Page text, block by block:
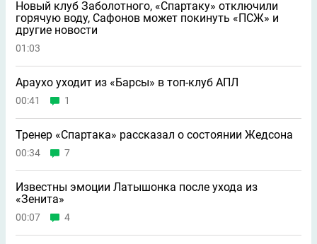
Новый клуб Заболотного, «Спартаку» отключили
горячую воду, Сафонов может покинуть «ПСЖ» и
другие новости
01:03
Араухо уходит из «Барсы» в топ-клуб АПЛ
00:41 1
Тренер «Спартака» рассказал о состоянии Жедсона
00:34 7
Известны эмоции Латышонка после ухода из
«Зенита»
00:07 4